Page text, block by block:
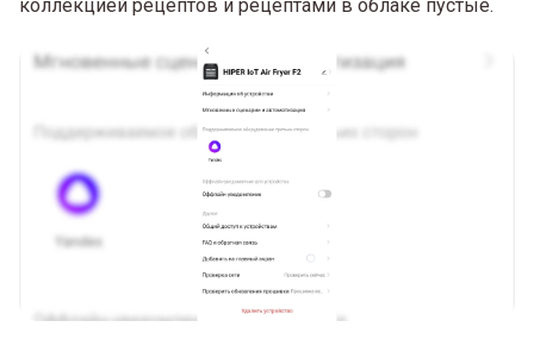
коллекцией рецептов и рецептами в облаке пустые.